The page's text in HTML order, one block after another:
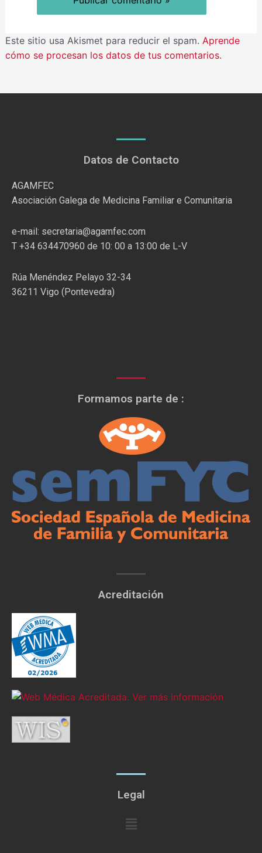
Este sitio usa Akismet para reducir el spam. Aprende
cómo se procesan los datos de tus comentarios.
Datos de Contacto
AGAMFEC
Asociación Galega de Medicina Familiar e Comunitaria
e-mail: secretaria@agamfec.com
T +34 634470960 de 10: 00 a 13:00 de L-V
Rúa Menéndez Pelayo 32-34
36211 Vigo (Pontevedra)
Formamos parte de :
Acreditación
Legal
Menú